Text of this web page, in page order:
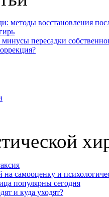
методы восстановления
пересадки
самооценку и
популярны сегодня
и куда уходят?